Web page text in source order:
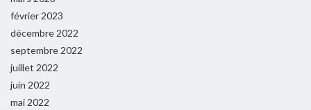
février 2023
décembre 2022
septembre 2022
juillet 2022
juin 2022
mai 2022